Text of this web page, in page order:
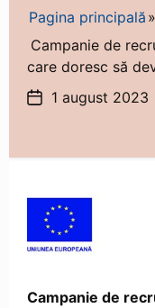
Pagina principală
Campanie de
care doresc să
Dată1 august 2023
Campanie de